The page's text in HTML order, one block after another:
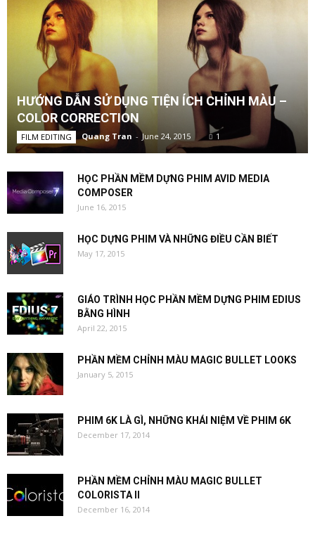
HƯỚNG DẪN SỬ DỤNG TIỆN ÍCH CHỈNH MÀU –
COLOR CORRECTION
FILM EDITING Quang Tran - June 24, 2015 1
HỌC PHẦN MỀM DỰNG PHIM AVID MEDIA
COMPOSER
June 16, 2015
HỌC DỰNG PHIM VÀ NHỮNG ĐIỀU CẦN BIẾT
May 17, 2015
GIÁO TRÌNH HỌC PHẦN MỀM DỰNG PHIM EDIUS
BẰNG HÌNH
April 22, 2015
PHẦN MỀM CHỈNH MÀU MAGIC BULLET LOOKS
January 5, 2015
PHIM 6K LÀ GÌ, NHỮNG KHÁI NIỆM VỀ PHIM 6K
December 17, 2014
PHẦN MỀM CHỈNH MÀU MAGIC BULLET
COLORISTA II
December 16, 2014